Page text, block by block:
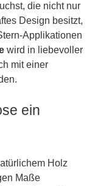
die nicht nur
Design besitzt,
Applikationen
wird in liebevoller
mit einer
ein
Holz
Maße